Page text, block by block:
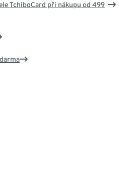
TchiboCard při nákupu od 499